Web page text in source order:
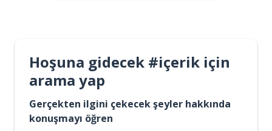
Hoşuna gidecek #içerik için
arama yap
Gerçekten ilgini çekecek şeyler hakkında
konuşmayı öğren